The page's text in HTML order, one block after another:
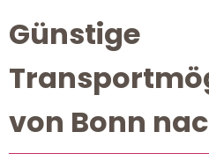
Günstige
von Bonn